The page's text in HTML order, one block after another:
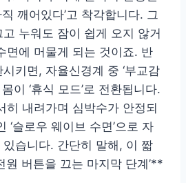
깨어있다’고 착각합니다. 그
누워도 잠이 쉽게 오지 않거
면에 머물게 되는 것이죠. 반
키면, 자율신경계 중 ‘부교감
이 ‘휴식 모드’로 전환됩니다.
히 내려가며 심박수가 안정되
‘슬로우 웨이브 수면’으로 자
습니다. 간단히 말해, 이 짧
원 버튼을 끄는 마지막 단계’**